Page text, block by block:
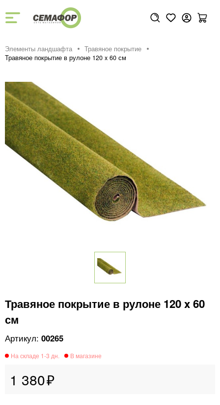
Элементы ландшафта
Травяное покрытие
Травяное покрытие в рулоне 120 x 60 см
Травяное покрытие в рулоне 120 x 60
см
00265
1 380